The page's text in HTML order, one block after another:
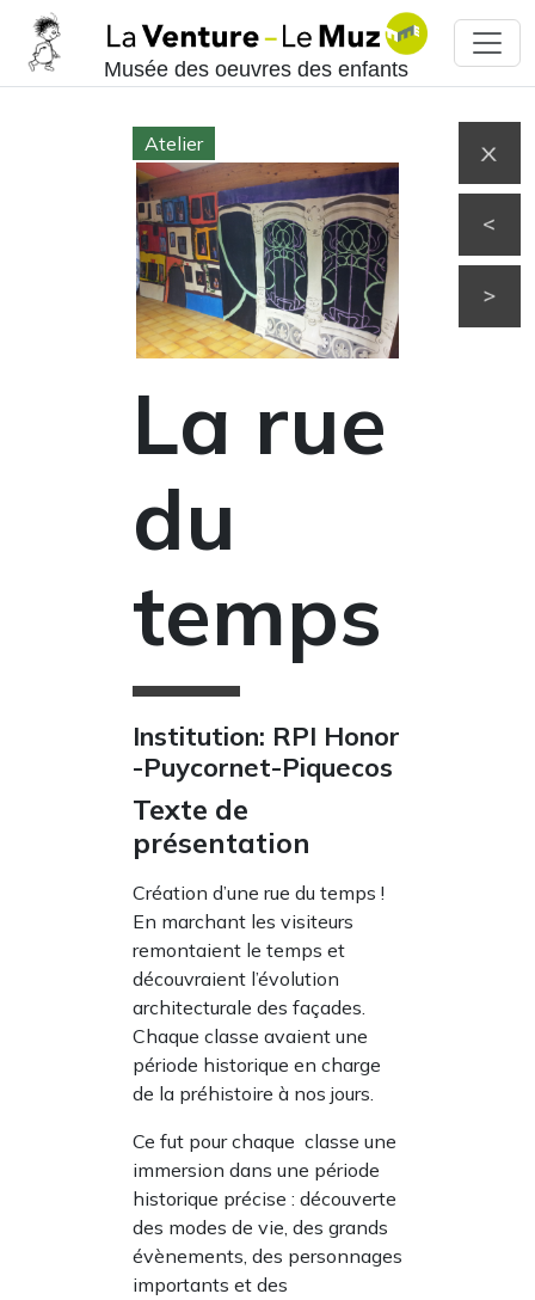
Musée des oeuvres des enfants
Atelier
La rue
du
temps
Institution: RPI Honor
-Puycornet-Piquecos
Texte de
présentation
Création d’une rue du temps !
En marchant les visiteurs
remontaient le temps et
découvraient l’évolution
architecturale des façades.
Chaque classe avaient une
période historique en charge
de la préhistoire à nos jours.
Ce fut pour chaque classe une
immersion dans une période
historique précise : découverte
des modes de vie, des grands
évènements, des personnages
importants et des